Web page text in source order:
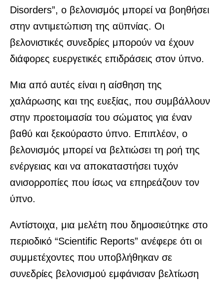
Disorders”, ο βελονισμός μπορεί να βοηθήσει
στην αντιμετώπιση της αϋπνίας. Οι
βελονιστικές συνεδρίες μπορούν να έχουν
διάφορες ευεργετικές επιδράσεις στον ύπνο.
Μια από αυτές είναι η αίσθηση της
χαλάρωσης και της ευεξίας, που συμβάλλουν
στην προετοιμασία του σώματος για έναν
βαθύ και ξεκούραστο ύπνο. Επιπλέον, ο
βελονισμός μπορεί να βελτιώσει τη ροή της
ενέργειας και να αποκαταστήσει τυχόν
ανισορροπίες που ίσως να επηρεάζουν τον
ύπνο.
Αντίστοιχα, μια μελέτη που δημοσιεύτηκε στο
περιοδικό “Scientific Reports” ανέφερε ότι οι
συμμετέχοντες που υποβλήθηκαν σε
συνεδρίες βελονισμού εμφάνισαν βελτίωση